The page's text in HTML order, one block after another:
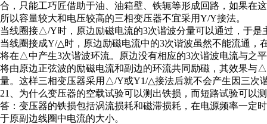
合，只能工巧匠借助于油、油箱壁、铁轭等形成回路，如果在
所以容量较大和电压较高的三相变压器不宜采用Y/Y接法。
当线圈接△/Y时，原边励磁电流的3次谐波分量可以通过，于是
当线圈接成Y/△时，原边励磁电流中的3次谐波虽然不能流通
将在△中产生3次谐波环流。原边没有相应的3次谐波电流与之
将由原边正弦波的励磁电流和副边的环流共同励磁，其效果
量。这样三相变压器采用△/Y或Y1/△接法后就不会产生因三次
21、为什么变压器的空载试验可以测出铁损，而短路试验可以
答：变压器的铁损包括涡流损耗和磁滞损耗，在电源频率一定
于原副边线圈中电流的大小。